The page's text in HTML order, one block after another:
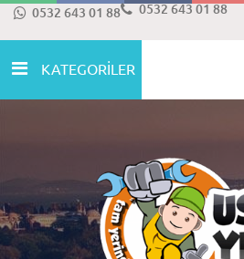
0532 643 01 88 0532 643 01 88
KATEGORİLER